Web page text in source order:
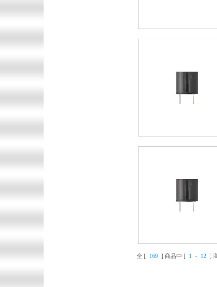
全 [ 169 ] 商品中 [ 1 - 12 ]